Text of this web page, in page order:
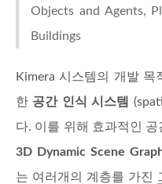
Objects and Agents,
Buildings
Kimera 시스템의 개발 목
한 공간 인식 시스템
다. 이를 위해 효과적인
3D Dynamic Scene
는 여러개의 계층를 가진